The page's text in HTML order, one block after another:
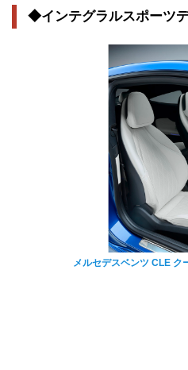
◆インテグラルスポーツ
メルセデスベンツ CLE ク